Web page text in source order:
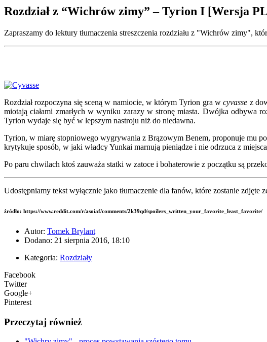
Rozdział z “Wichrów zimy” – Tyrion I [Wersja
Zapraszamy do lektury tłumaczenia streszczenia rozdziału z "Wichrów zimy",
Rozdział rozpoczyna się sceną w namiocie, w którym Tyrion gra wcyvasse z
miotają ciałami zmarłych w wyniku zarazy w stronę miasta. Dwójka odbywa
Tyrion wydaje się być w lepszym nastroju niż do niedawna.
Tyrion, w miarę stopniowego wygrywania z Brązowym Benem, proponuje mu
krytykuje sposób, w jaki władcy Yunkai marnują pieniądze i nie odrzuca z
Po paru chwilach ktoś zauważa statki w zatoce i bohaterowie z początku są
Udostępniamy tekst wyłącznie jako tłumaczenie dla fanów, które zostanie
źródło: https://www.reddit.com/r/asoiaf/comments/2k39qd/spoilers_written_your_favorite_least_favorite/
Autor: Tomek Brylant
Dodano: 21 sierpnia 2016, 18:10
Kategoria: Rozdziały
Facebook
Twitter
Google+
Pinterest
Przeczytaj również